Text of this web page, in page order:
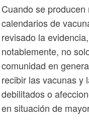
Cuando se
calendarios de
revisado la
notablemente, no
comunidad en
recibir las vacunas y
debilitados o
en situación de